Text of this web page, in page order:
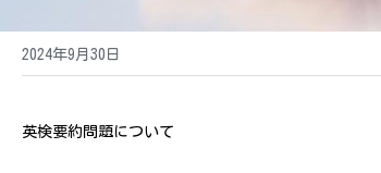
2024年9月30日
英検要約問題について